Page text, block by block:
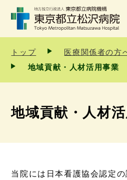
トップ
医療関係者の方
地域貢献・人材活用事業
地域貢献・人材
当院には日本看護協会認定